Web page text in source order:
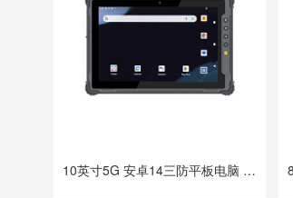
10英寸5G 安卓14三防平板电脑 DTZ-Q1001E-670